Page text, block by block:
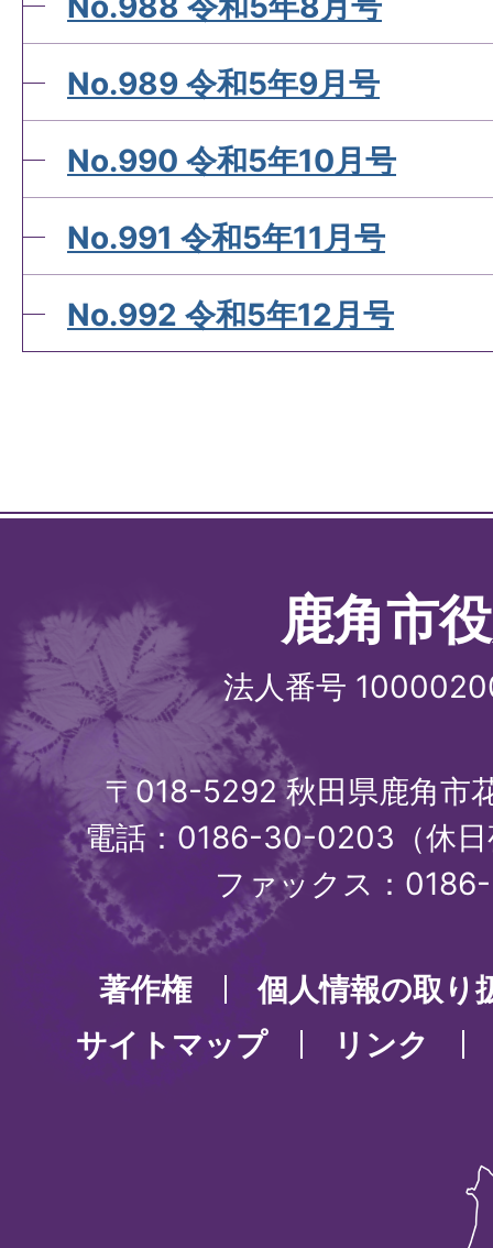
No.989 令和5年9月号
No.990 令和5年10月号
No.991 令和5年11月号
No.992 令和5年12月号
鹿角市
法人番号
〒018-5292 秋田県鹿角市
電話：0186-30-0203（休
ファックス：
著作権
個人情報の取り
サイトマップ
リンク